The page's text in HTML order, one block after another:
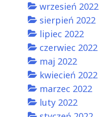
wrzesień 2022
sierpień 2022
lipiec 2022
czerwiec 2022
maj 2022
kwiecień 2022
marzec 2022
luty 2022